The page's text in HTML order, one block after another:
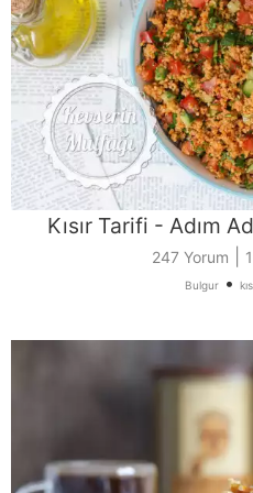
Kısır Tarifi - Adım
247 Yorum
Bulgur•